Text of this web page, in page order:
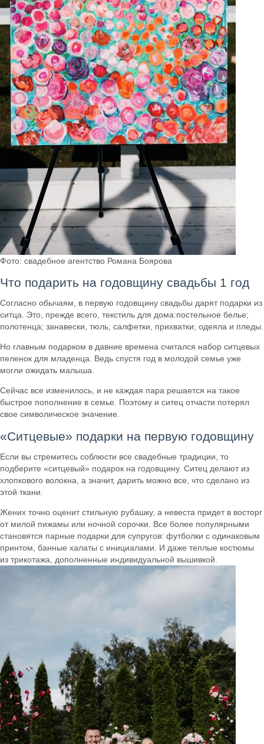
Фото: свадебное агентство Романа Боярова
Что подарить на годовщину свадьбы 1 год
Согласно обычаям, в первую годовщину свадьбы дарят подарки из
ситца. Это, прежде всего, текстиль для дома:постельное белье;
полотенца; занавески, тюль; салфетки, прихватки; одеяла и пледы.
Но главным подарком в давние времена считался набор ситцевых
пеленок для младенца. Ведь спустя год в молодой семье уже
могли ожидать малыша.
Сейчас все изменилось, и не каждая пара решается на такое
быстрое пополнение в семье. Поэтому и ситец отчасти потерял
свое символическое значение.
«Ситцевые» подарки на первую годовщину
Если вы стремитесь соблюсти все свадебные традиции, то
подберите «ситцевый» подарок на годовщину. Ситец делают из
хлопкового волокна, а значит, дарить можно все, что сделано из
этой ткани.
Жених точно оценит стильную рубашку, а невеста придет в восторг
от милой пижамы или ночной сорочки. Все более популярными
становятся парные подарки для супругов: футболки с одинаковым
принтом, банные халаты с инициалами. И даже теплые костюмы
из трикотажа, дополненные индивидуальной вышивкой.